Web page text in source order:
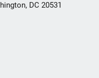
DC 20531